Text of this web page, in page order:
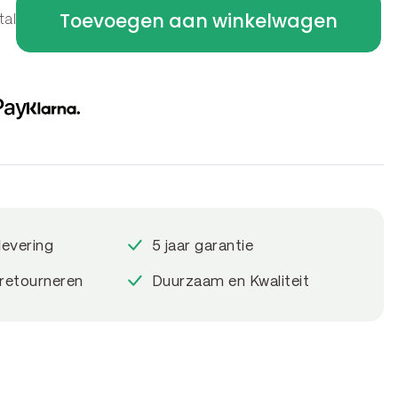
Toevoegen aan winkelwagen
5 jaar garantie
Duurzaam en Kwaliteit